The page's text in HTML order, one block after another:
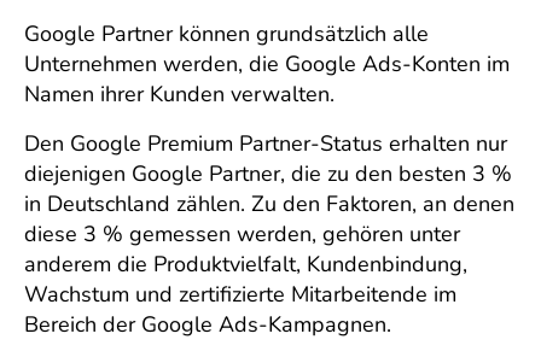
Google Partner können grundsätzlich alle
Unternehmen werden, die Google Ads-Konten im
Namen ihrer Kunden verwalten.
Den Google Premium Partner-Status erhalten nur
diejenigen Google Partner, die zu den besten 3 %
in Deutschland zählen. Zu den Faktoren, an denen
diese 3 % gemessen werden, gehören unter
anderem die Produktvielfalt, Kundenbindung,
Wachstum und zertifizierte Mitarbeitende im
Bereich der Google Ads-Kampagnen.